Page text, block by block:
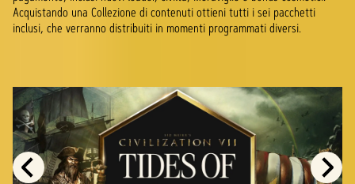
Acquistando una Collezione di contenuti ottieni tutti i sei pacchetti
inclusi, che verranno distribuiti in momenti programmati diversi.